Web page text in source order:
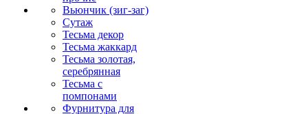
Вьюнчик (зиг-заг)
Сутаж
Тесьма декор
Тесьма жаккард
Тесьма золотая,
серебрянная
Тесьма с
помпонами
Фурнитура для